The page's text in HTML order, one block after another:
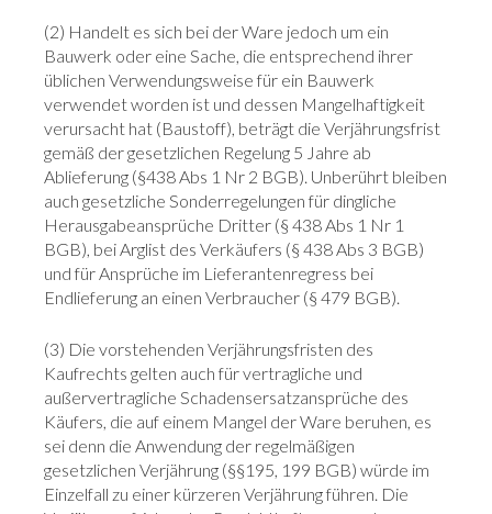
(2) Handelt es sich bei der Ware jedoch um ein
Bauwerk oder eine Sache, die entsprechend ihrer
üblichen Verwendungsweise für ein Bauwerk
verwendet worden ist und dessen Mangelhaftigkeit
verursacht hat (Baustoff), beträgt die Verjährungsfrist
gemäß der gesetzlichen Regelung 5 Jahre ab
Ablieferung (§438 Abs 1 Nr 2 BGB). Unberührt bleiben
auch gesetzliche Sonderregelungen für dingliche
Herausgabeansprüche Dritter (§ 438 Abs 1 Nr 1
BGB), bei Arglist des Verkäufers (§ 438 Abs 3 BGB)
und für Ansprüche im Lieferantenregress bei
Endlieferung an einen Verbraucher (§ 479 BGB).
(3) Die vorstehenden Verjährungsfristen des
Kaufrechts gelten auch für vertragliche und
außervertragliche Schadensersatzansprüche des
Käufers, die auf einem Mangel der Ware beruhen, es
sei denn die Anwendung der regelmäßigen
gesetzlichen Verjährung (§§195, 199 BGB) würde im
Einzelfall zu einer kürzeren Verjährung führen. Die